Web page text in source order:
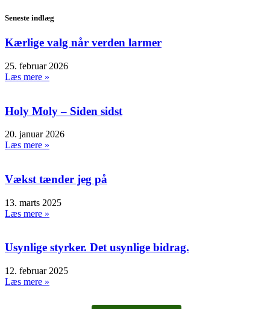
Seneste indlæg
Kærlige valg når verden larmer
25. februar 2026
Læs mere »
Holy Moly – Siden sidst
20. januar 2026
Læs mere »
Vækst tænder jeg på
13. marts 2025
Læs mere »
Usynlige styrker. Det usynlige bidrag.
12. februar 2025
Læs mere »